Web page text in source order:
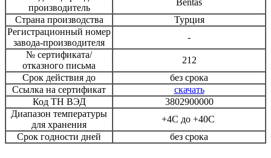
производитель
Страна производства
Турция
Регистрационный номер
завода-производителя
-
№ сертификата/
отказного письма
212
Срок действия до
без срока
Ссылка на сертификат
скачать
Код ТН ВЭД
3802900000
Диапазон температуры
для хранения
+4С до +40С
Срок годности дней
без срока